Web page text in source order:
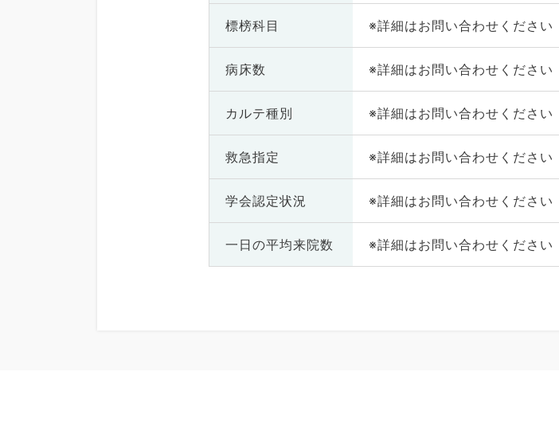
標榜科目 ※詳細はお問い合わせください
病床数 ※詳細はお問い合わせください
カルテ種別 ※詳細はお問い合わせください
救急指定 ※詳細はお問い合わせください
学会認定状況 ※詳細はお問い合わせください
一日の平均来院数 ※詳細はお問い合わせください